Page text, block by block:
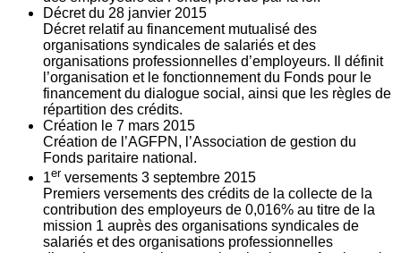
Décret du 28 janvier 2015
Décret relatif au financement mutualisé des
organisations syndicales de salariés et des
organisations professionnelles d’employeurs. Il définit
l’organisation et le fonctionnement du Fonds pour le
financement du dialogue social, ainsi que les règles de
répartition des crédits.
Création le 7 mars 2015
Création de l’AGFPN, l’Association de gestion du
Fonds paritaire national.
1er versements 3 septembre 2015
Premiers versements des crédits de la collecte de la
contribution des employeurs de 0,016% au titre de la
mission 1 auprès des organisations syndicales de
salariés et des organisations professionnelles